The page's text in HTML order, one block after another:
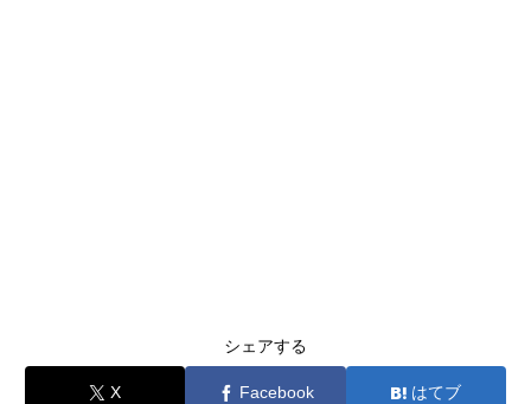
シェアする
X Facebook はてブ